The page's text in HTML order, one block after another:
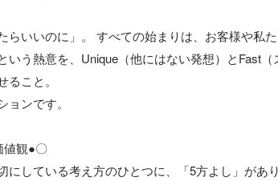
らいいのに」。 すべての始まりは、お客様や私
いう熱意を、Unique（他にはない発想）とFast
こと。
ンです。
値観●〇
にしている考え方のひとつに、「5方よし」があ